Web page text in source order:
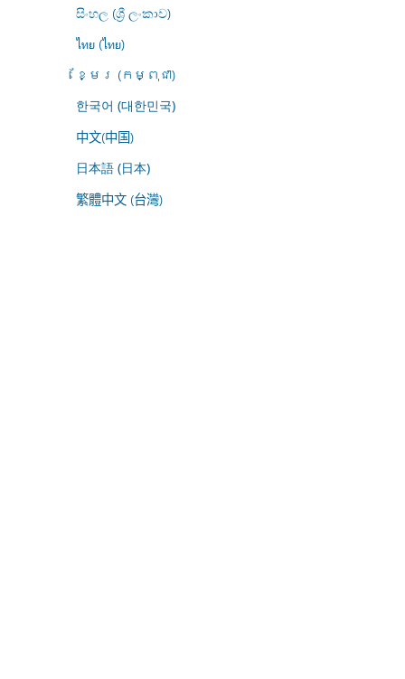
සිංහල (ශ්‍රී ලංකාව)
ไทย (ไทย)
ខ្មែរ (កម្ពុជា)
한국어 (대한민국)
中文(中国)
日本語 (日本)
繁體中文 (台灣)